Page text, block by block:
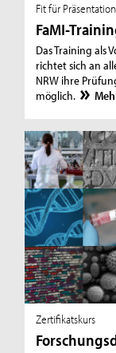
Fit für
FaMI-
Das Training als
richtet sich an
NRW ihre
möglich.
Zertifikatskurs